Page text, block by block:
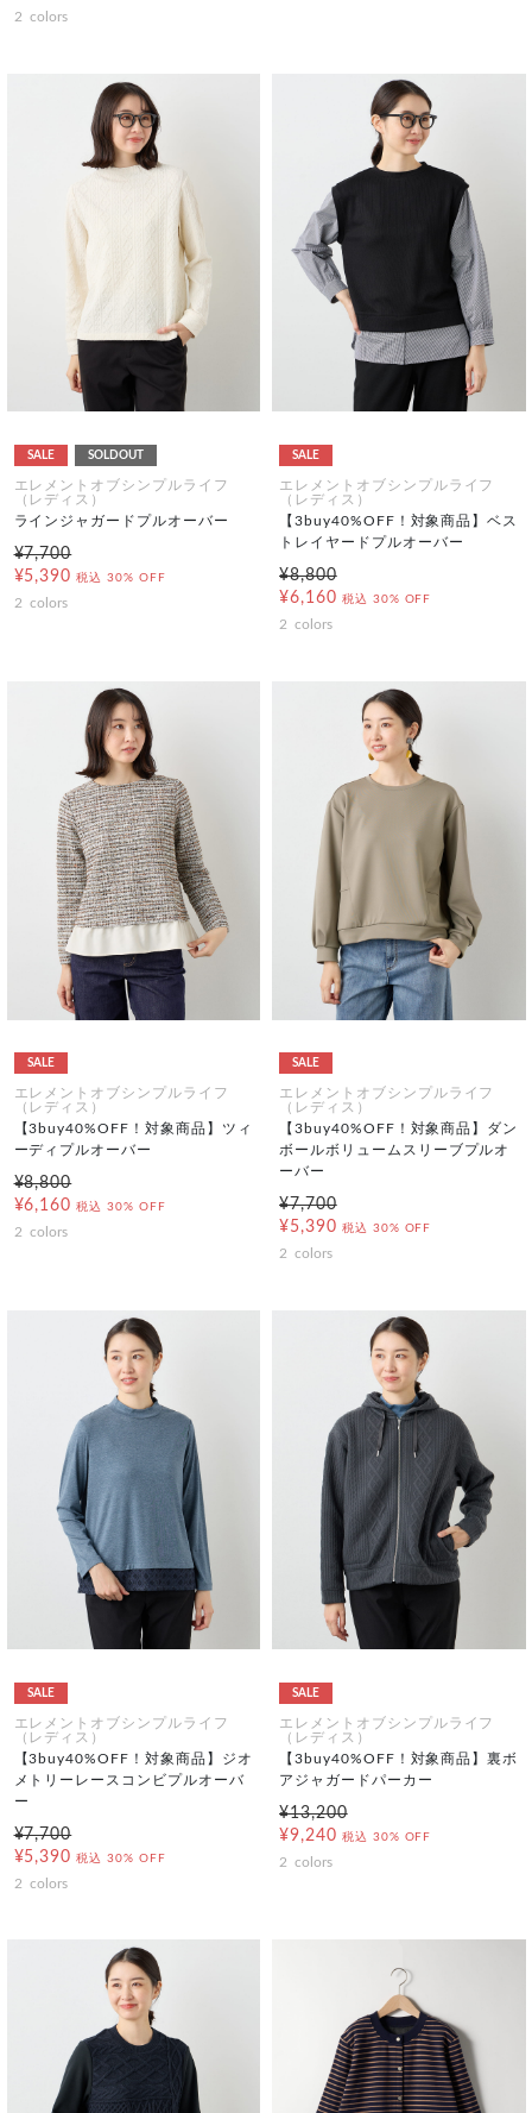
2 colors
SALE SOLDOUT
エレメントオブシンプルライフ
（レディス）
ラインジャガードプルオーバー
¥7,700
¥5,390 税込 30% OFF
2 colors
SALE
エレメントオブシンプルライフ
（レディス）
【3buy40%OFF！対象商品】ベス
トレイヤードプルオーバー
¥8,800
¥6,160 税込 30% OFF
2 colors
SALE
エレメントオブシンプルライフ
（レディス）
【3buy40%OFF！対象商品】ツィ
ーディプルオーバー
¥8,800
¥6,160 税込 30% OFF
2 colors
SALE
エレメントオブシンプルライフ
（レディス）
【3buy40%OFF！対象商品】ダン
ボールボリュームスリーブプルオ
ーバー
¥7,700
¥5,390 税込 30% OFF
2 colors
SALE
エレメントオブシンプルライフ
（レディス）
【3buy40%OFF！対象商品】ジオ
メトリーレースコンビプルオーバ
ー
¥7,700
¥5,390 税込 30% OFF
2 colors
SALE
エレメントオブシンプルライフ
（レディス）
【3buy40%OFF！対象商品】裏ボ
アジャガードパーカー
¥13,200
¥9,240 税込 30% OFF
2 colors